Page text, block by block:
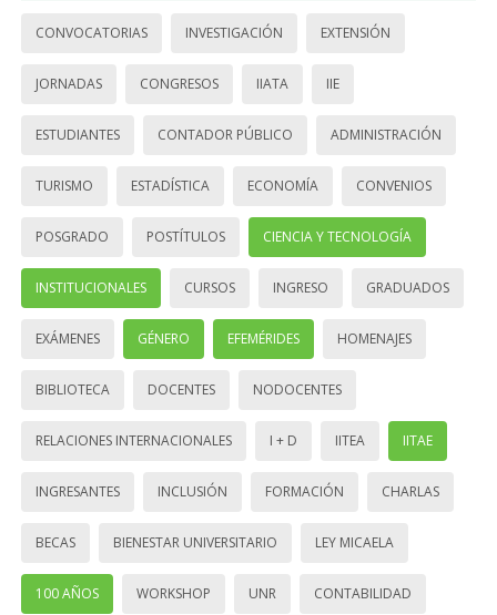
CONVOCATORIAS INVESTIGACIÓN EXTENSIÓN
JORNADAS CONGRESOS IIATA IIE
ESTUDIANTES CONTADOR PÚBLICO ADMINISTRACIÓN
TURISMO ESTADÍSTICA ECONOMÍA CONVENIOS
POSGRADO POSTÍTULOS CIENCIA Y TECNOLOGÍA
INSTITUCIONALES CURSOS INGRESO GRADUADOS
EXÁMENES GÉNERO EFEMÉRIDES HOMENAJES
BIBLIOTECA DOCENTES NODOCENTES
RELACIONES INTERNACIONALES I + D IITEA IITAE
INGRESANTES INCLUSIÓN FORMACIÓN CHARLAS
BECAS BIENESTAR UNIVERSITARIO LEY MICAELA
100 AÑOS WORKSHOP UNR CONTABILIDAD